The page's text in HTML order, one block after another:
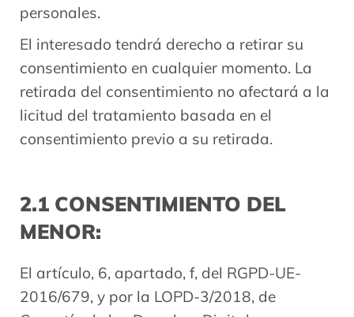
personales.
El interesado tendrá derecho a retirar su
consentimiento en cualquier momento. La
retirada del consentimiento no afectará a la
licitud del tratamiento basada en el
consentimiento previo a su retirada.
2.1 CONSENTIMIENTO DEL
MENOR:
El artículo, 6, apartado, f, del RGPD-UE-
2016/679, y por la LOPD-3/2018, de